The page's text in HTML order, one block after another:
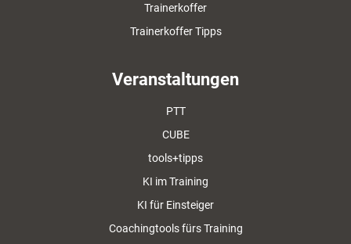
Trainerkoffer
Trainerkoffer Tipps
Veranstaltungen
PTT
CUBE
tools+tipps
KI im Training
KI für Einsteiger
Coachingtools fürs Training